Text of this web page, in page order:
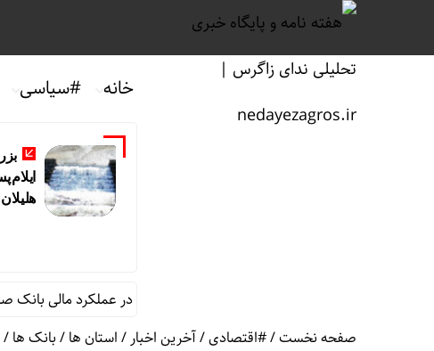
خانه #سیاسی
تغییر مثبت در عملکرد مالی بانک صادرات ایران/
صفحه نخست/#اقتصادی/آخرین اخبار/استان ها/بانک ها/